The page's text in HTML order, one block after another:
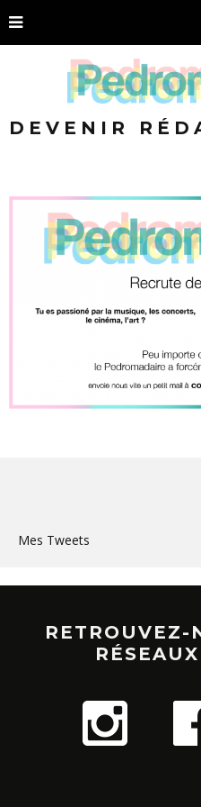
DEVENIR
Mes Tweets
RETROUVEZ-